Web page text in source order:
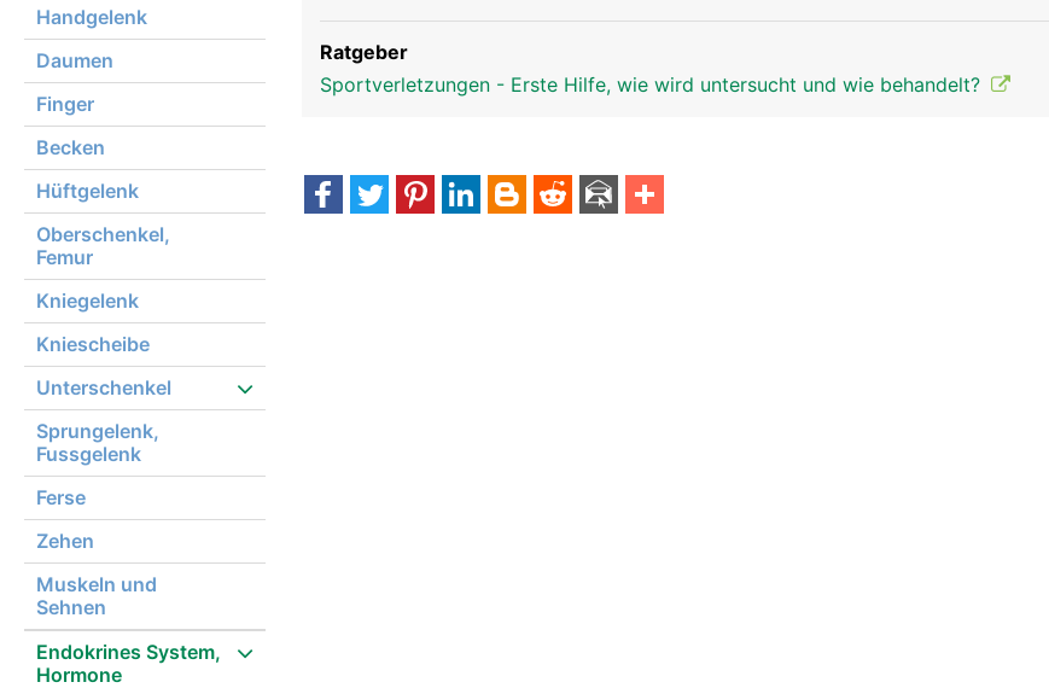
Handgelenk
Daumen
Finger
Becken
Hüftgelenk
Oberschenkel,
Femur
Kniegelenk
Kniescheibe
Unterschenkel
Sprungelenk,
Fussgelenk
Ferse
Zehen
Muskeln und
Sehnen
Endokrines System,
Hormone
Ratgeber
Sportverletzungen - Erste Hilfe, wie wird untersucht und wie behandelt?